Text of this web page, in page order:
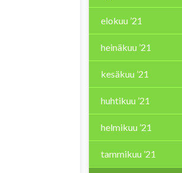
elokuu ’21
heinäkuu ’21
kesäkuu ’21
huhtikuu ’21
helmikuu ’21
tammikuu ’21